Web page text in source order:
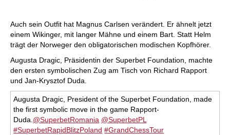
Auch sein Outfit hat Magnus Carlsen verändert. Er ähnelt jetzt
einem Wikinger, mit langer Mähne und einem Bart. Statt Helm
trägt der Norweger den obligatorischen modischen Kopfhörer.
Augusta Dragic, Präsidentin der Superbet Foundation, machte
den ersten symbolischen Zug am Tisch von Richard Rapport
und Jan-Krysztof Duda.
Augusta Dragic, President of the Superbet Foundation, made
the first symbolic move in the game Rapport-
Duda.@SuperbetRomania @SuperbetPL
#SuperbetRapidBlitzPoland #GrandChessTour